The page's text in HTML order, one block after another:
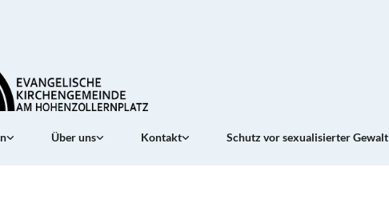
Über uns Kontakt Schutz vor sexualisierter Gewalt